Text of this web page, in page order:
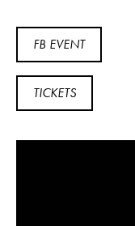
FB EVENT
TICKETS